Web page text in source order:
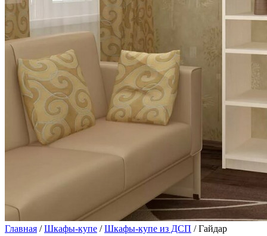
Главная /Шкафы-купе /Шкафы-купе из ДСП / Гайдар